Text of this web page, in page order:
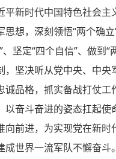
平新时代中国特色社会主
想，深刻领悟“两个确立
坚定“四个自信”、做到“
，坚决听从党中央、中央
诚品格，抓实备战打仗工
以奋斗奋进的姿态扛起使
向前进，为实现党在新时
世界一流军队不懈奋斗。